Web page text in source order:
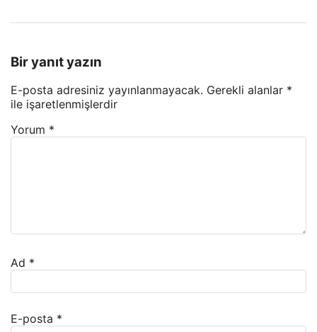
Bir yanıt yazın
E-posta adresiniz yayınlanmayacak. Gerekli alanlar *
ile işaretlenmişlerdir
Yorum *
Ad *
E-posta *